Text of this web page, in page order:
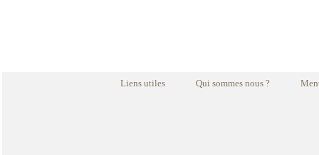
Liens utiles Qui sommes nous ?